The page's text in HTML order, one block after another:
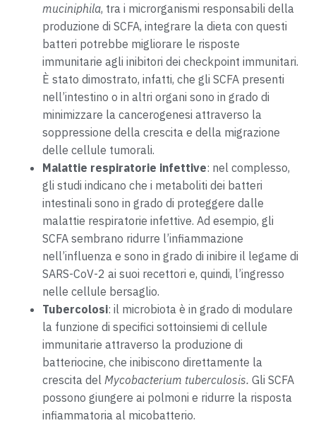
muciniphila, tra i microrganismi responsabili della
produzione di SCFA, integrare la dieta con questi
batteri potrebbe migliorare le risposte
immunitarie agli inibitori dei checkpoint immunitari.
È stato dimostrato, infatti, che gli SCFA presenti
nell’intestino o in altri organi sono in grado di
minimizzare la cancerogenesi attraverso la
soppressione della crescita e della migrazione
delle cellule tumorali.
Malattie respiratorie infettive: nel complesso,
gli studi indicano che i metaboliti dei batteri
intestinali sono in grado di proteggere dalle
malattie respiratorie infettive. Ad esempio, gli
SCFA sembrano ridurre l’infiammazione
nell’influenza e sono in grado di inibire il legame di
SARS-CoV-2 ai suoi recettori e, quindi, l’ingresso
nelle cellule bersaglio.
Tubercolosi: il microbiota è in grado di modulare
la funzione di specifici sottoinsiemi di cellule
immunitarie attraverso la produzione di
batteriocine, che inibiscono direttamente la
crescita del Mycobacterium tuberculosis. Gli SCFA
possono giungere ai polmoni e ridurre la risposta
infiammatoria al micobatterio.